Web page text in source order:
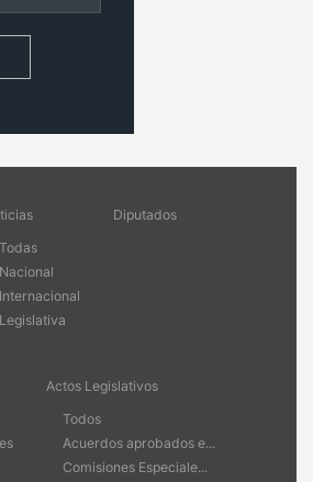
Todas
Nacional
Internacional
Legislativa
Diputados
Actos Legislativos
Todos
Acuerdos aprobados e...
Comisiones Especiale...